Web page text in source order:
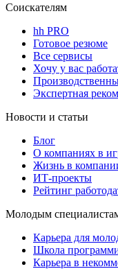
Соискателям
hh PRO
Готовое резюме
Все сервисы
Хочу у вас
Экспертная
Новости и статьи
Блог
О компаниях в
Жизнь в
ИТ-проекты
Рейтинг
Молодым
Карьера для
Школа
Карьера в